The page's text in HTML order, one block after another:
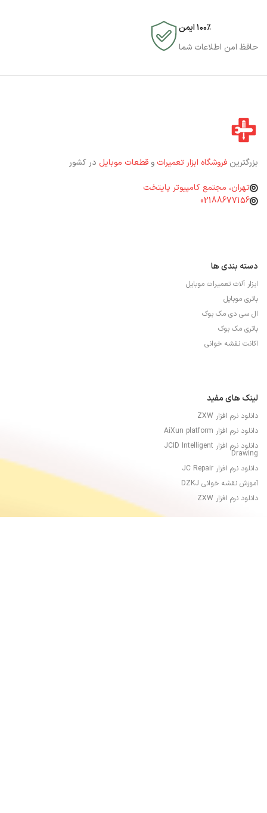
۱۰۰٪ ایمن
حافظ امن اطلاعات شما
بزرگترین فروشگاه ابزار تعمیرات و قطعات موبایل در کشور
تهران، مجتمع کامپیوتر پایتخت
02188677156
دسته بندی ها
ابزار آلات تعمیرات موبایل
باتری موبایل
ال سی دی مک بوک
باتری مک بوک
اکانت نقشه خوانی
لینک های مفید
دانلود نرم افزار ZXW
دانلود نرم افزار AiXun platform
دانلود نرم افزار JCID Intelligent
Drawing
دانلود نرم افزار JC Repair
آموزش نقشه خوانی DZKJ
دانلود نرم افزار ZXW